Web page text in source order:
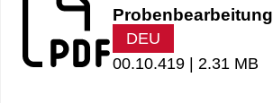
Probenbearbeitung
DEU
00.10.419 | 2.31 MB